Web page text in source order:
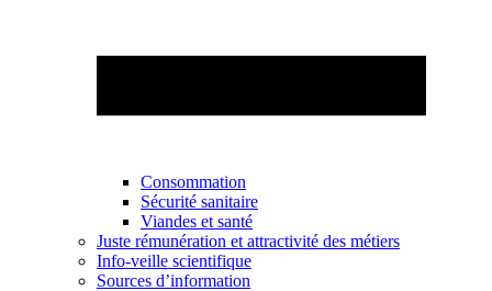
Consommation
Sécurité sanitaire
Viandes et santé
Juste rémunération et attractivité des métiers
Info-veille scientifique
Sources d’information